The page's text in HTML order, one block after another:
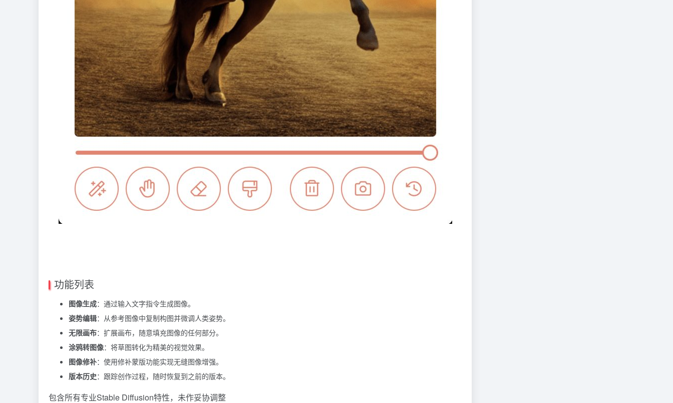
功能列表
图像生成：通过输入文字指令生成图像。
姿势编辑：从参考图像中复制构图并微调人类姿势。
无限画布：扩展画布，随意填充图像的任何部分。
涂鸦转图像：将草图转化为精美的视觉效果。
图像修补：使用修补蒙版功能实现无缝图像增强。
版本历史：跟踪创作过程，随时恢复到之前的版本。
包含所有专业Stable Diffusion特性，未作妥协调整